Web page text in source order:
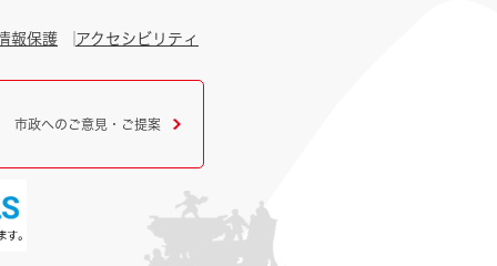
報保護 アクセシビリティ
市政へのご意見・ご提案